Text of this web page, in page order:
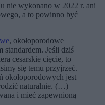
nie wykonano w 2022 r. ani
a to powinno być
, okołoporodowe
Jeśli dziś
cesarskie cięcie, to
się temu przyjrzeć.
okołoporodowych jest
naturalnie. (…)
i mieć zapewnioną